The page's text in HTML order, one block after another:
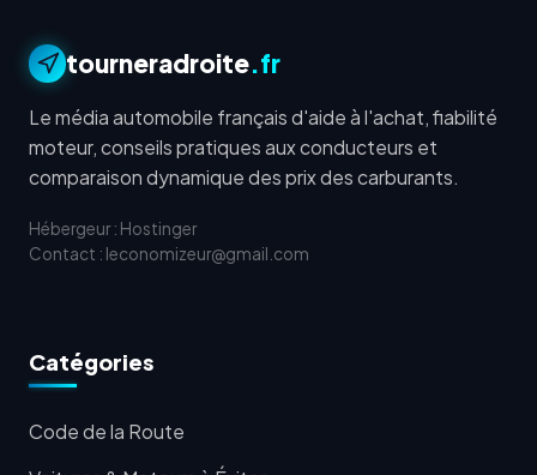
tourneradroite.fr
Le média automobile français d'aide à l'achat, fiabilité
moteur, conseils pratiques aux conducteurs et
comparaison dynamique des prix des carburants.
Hébergeur : Hostinger
Contact : leconomizeur@gmail.com
Catégories
Code de la Route